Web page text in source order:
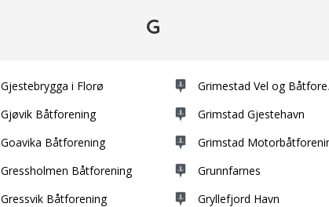
G
Gjestebrygga i Florø
Gjøvik Båtforening
Goavika Båtforening
Gressholmen Båtforening
Gressvik Båtforening
Grimestad Vel og
Grimstad Gjestehavn
Grimstad
Grunnfarnes
Gryllefjord Havn